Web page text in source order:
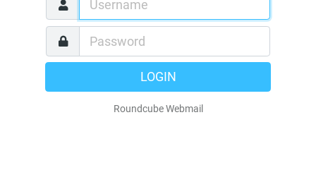
LOGIN
Roundcube Webmail